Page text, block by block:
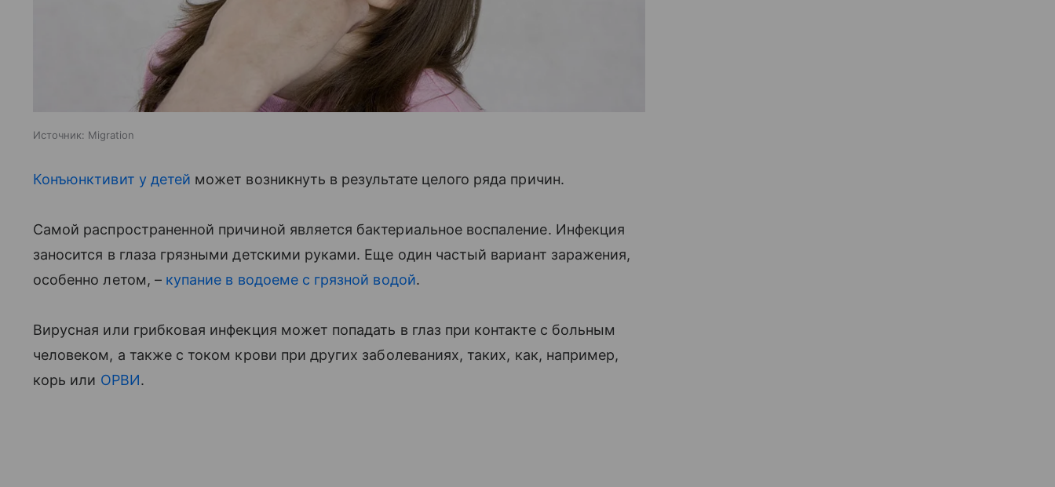
Источник: Migration
Конъюнктивит у детей может возникнуть в результате целого ряда причин.
Самой распространенной причиной является бактериальное воспаление. Инфекция
заносится в глаза грязными детскими руками. Еще один частый вариант заражения,
особенно летом, – купание в водоеме с грязной водой.
Вирусная или грибковая инфекция может попадать в глаз при контакте с больным
человеком, а также с током крови при других заболеваниях, таких, как, например,
корь или ОРВИ.